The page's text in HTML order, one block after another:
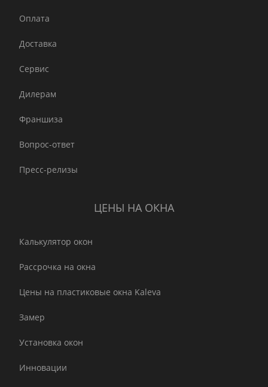
Оплата
Доставка
Сервис
Дилерам
Франшиза
Вопрос-ответ
Пресс-релизы
ЦЕНЫ НА ОКНА
Калькулятор окон
Рассрочка на окна
Цены на пластиковые окна Kaleva
Замер
Установка окон
Инновации